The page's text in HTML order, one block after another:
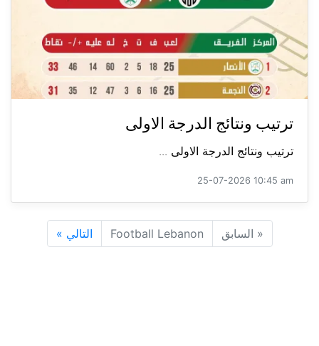
ترتيب ونتائج الدرجة الاولى
ترتيب ونتائج الدرجة الاولى ...
25-07-2026 10:45 am
« السابق Football Lebanon التالي »